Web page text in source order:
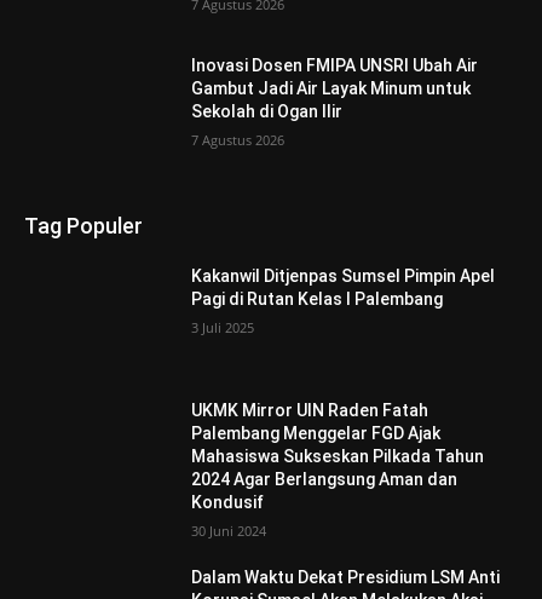
7 Agustus 2026
Inovasi Dosen FMIPA UNSRI Ubah Air
Gambut Jadi Air Layak Minum untuk
Sekolah di Ogan Ilir
7 Agustus 2026
Tag Populer
Kakanwil Ditjenpas Sumsel Pimpin Apel
Pagi di Rutan Kelas I Palembang
3 Juli 2025
UKMK Mirror UIN Raden Fatah
Palembang Menggelar FGD Ajak
Mahasiswa Sukseskan Pilkada Tahun
2024 Agar Berlangsung Aman dan
Kondusif
30 Juni 2024
Dalam Waktu Dekat Presidium LSM Anti